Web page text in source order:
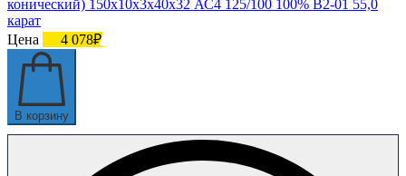
конический) 150х10х3х40х32 АС4 125/100 100% В2-01 55,0
карат
Цена
4 078₽
В корзину